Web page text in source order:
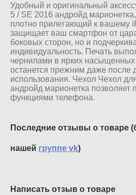
Удобный и оригинальный
5 / SE 2016 андройд
плотно прилегающий к вашему
защищает ваш смартфон от
боковых сторон, но и
индивидуальность. Печать
чернилами в ярких
останется прежним даже после
использования. Чехол Чехол
андройд марионетка позволяет
функциями телефона.
Последние отзывы о товаре
нашей группе vk)
Написать отзыв о товаре